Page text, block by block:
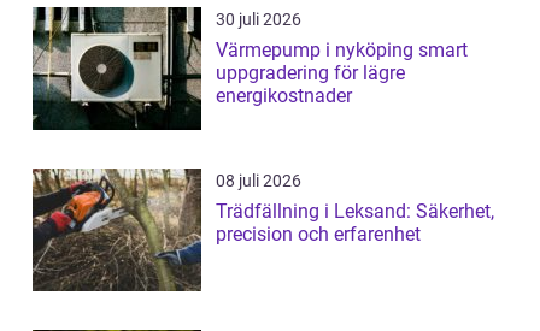
30 juli 2026
Värmepump i nyköping smart
uppgradering för lägre
energikostnader
08 juli 2026
Trädfällning i Leksand: Säkerhet,
precision och erfarenhet